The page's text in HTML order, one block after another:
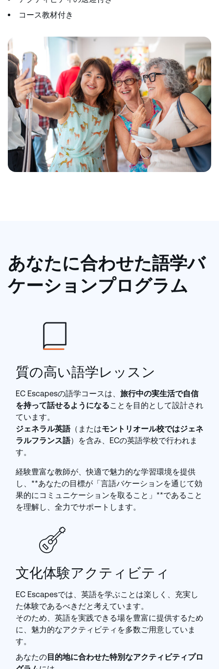
コース教材付き
あなたに合わせた語学バ
ケーションプログラム
質の高い語学レッスン
EC Escapesの語学コースは、 旅行中の実生活で自信
を持って話せるようになることを目的として設計され
ています。
ジェネラル英語（またはモントリオール校ではジェネ
ラルフランス語）を含み、ECの英語学校で行われま
す。
経験豊富な教師が、快適で魅力的な学習環境を提供
し、**あなたの目標が「言語バケーションを通じて効
果的にコミュニケーションを取ること」**であること
を理解し、全力でサポートします。
文化体験アクティビティ
EC Escapesでは、英語を学ぶことは楽しく、充実し
た体験であるべきだと考えています。
そのため、英語を実践できる場を豊富に提供するため
に、魅力的なアクティビティを多数ご用意していま
す。
あなたの 目的地に合わせた特別なアクティビティプロ